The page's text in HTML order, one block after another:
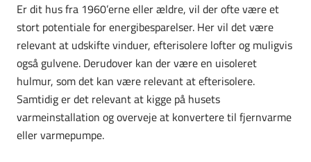
Er dit hus fra 1960’erne eller ældre, vil der ofte være et
stort potentiale for energibesparelser. Her vil det være
relevant at udskifte vinduer, efterisolere lofter og muligvis
også gulvene. Derudover kan der være en uisoleret
hulmur, som det kan være relevant at efterisolere.
Samtidig er det relevant at kigge på husets
varmeinstallation og overveje at konvertere til fjernvarme
eller varmepumpe.